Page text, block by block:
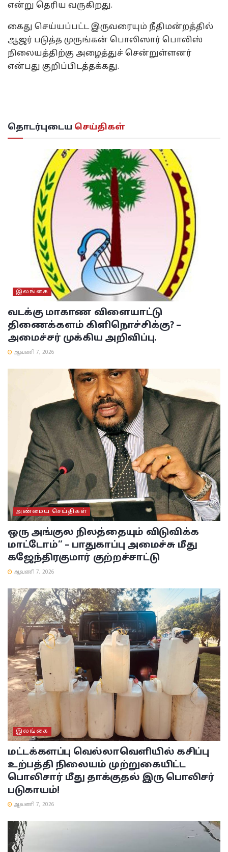
என்று தெரிய வருகிறது.
கைது செய்யப்பட்ட இருவரையும் நீதிமன்றத்தில்
ஆஜர் படுத்த முருங்கன் பொலிஸார் பொலிஸ்
நிலையத்திற்கு அழைத்துச் சென்றுள்ளனர்
என்பது குறிப்பிடத்தக்கது.
தொடர்புடைய செய்திகள்
இலங்கை
வடக்கு மாகாண விளையாட்டு
திணைக்களம் கிளிநொச்சிக்கு? –
அமைச்சர் முக்கிய அறிவிப்பு.
ஆவணி 7, 2026
அண்மைய செய்திகள்
ஒரு அங்குல நிலத்தையும் விடுவிக்க
மாட்டோம்” – பாதுகாப்பு அமைச்சு மீது
கஜேந்திரகுமார் குற்றச்சாட்டு
ஆவணி 7, 2026
இலங்கை
மட்டக்களப்பு வெல்லாவெளியில் கசிப்பு
உற்பத்தி நிலையம் முற்றுகையிட்ட
பொலிசார் மீது தாக்குதல் இரு பொலிசர்
படுகாயம்!
ஆவணி 7, 2026